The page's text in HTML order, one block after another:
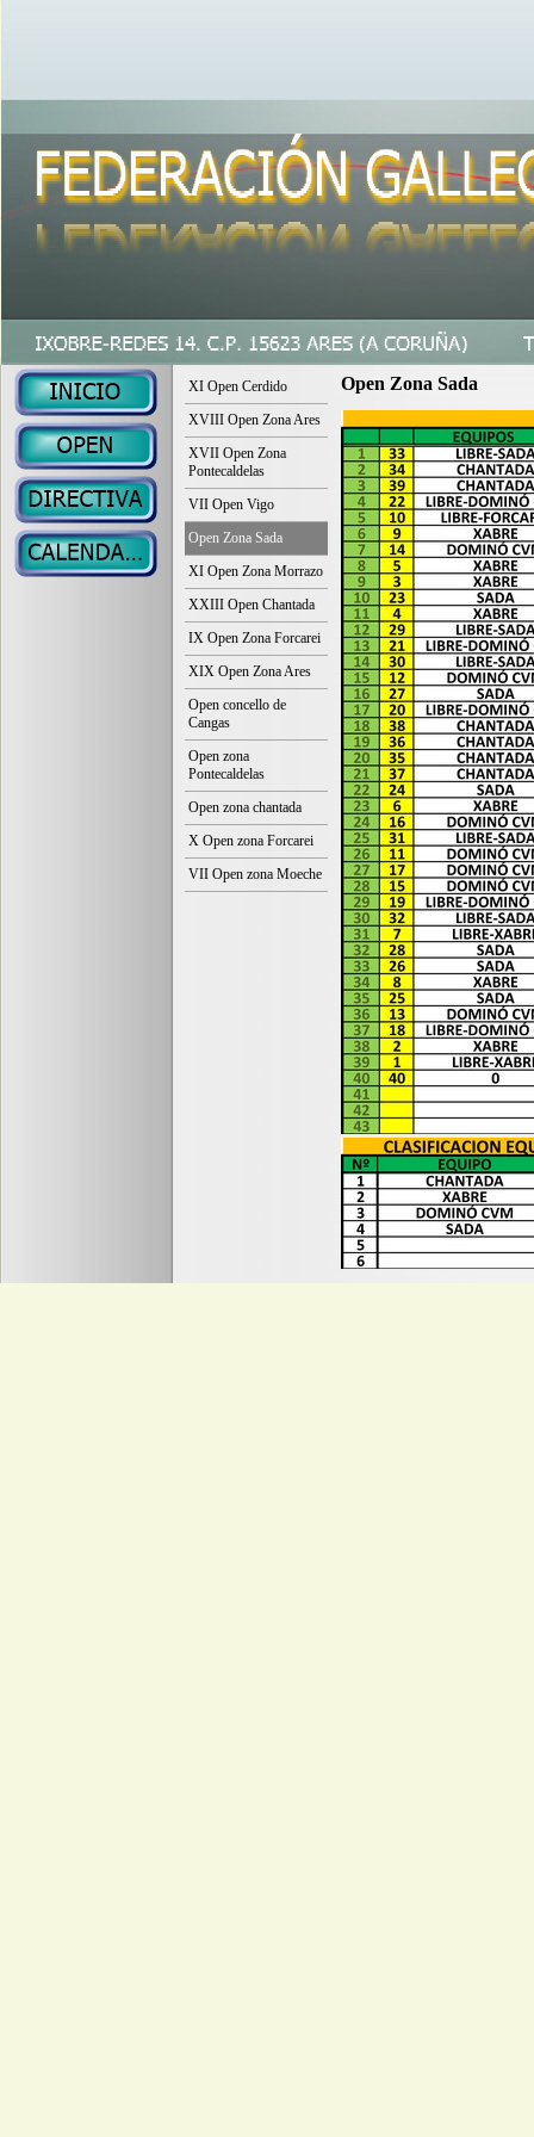
XI Open Cerdido
XVIII Open Zona Ares
XVII Open Zona
Pontecaldelas
VII Open Vigo
Open Zona Sada
XI Open Zona Morrazo
XXIII Open Chantada
IX Open Zona Forcarei
XIX Open Zona Ares
Open concello de
Cangas
Open zona
Pontecaldelas
Open zona chantada
X Open zona Forcarei
VII Open zona Moeche
Open Zona Sada